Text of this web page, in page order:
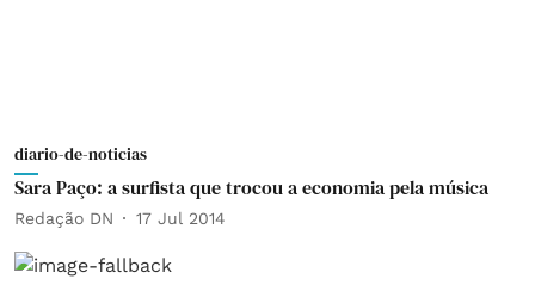
diario-de-noticias
Sara Paço: a surfista que trocou a economia pela música
Redação DN 17 Jul 2014